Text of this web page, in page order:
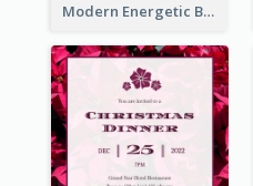
Modern Energetic Bowling Invitation Design